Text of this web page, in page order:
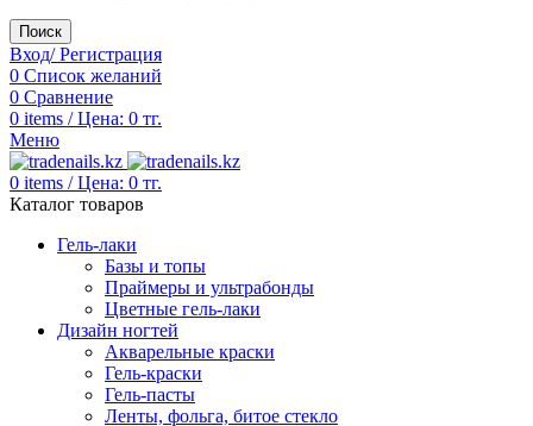
Поиск
Вход/ Регистрация
0 Список желаний
0 Сравнение
0 items / Цена: 0 тг.
Меню
0 items / Цена: 0 тг.
Каталог товаров
Гель-лаки
Базы и топы
Праймеры и ультрабонды
Цветные гель-лаки
Дизайн ногтей
Акварельные краски
Гель-краски
Гель-пасты
Ленты, фольга, битое стекло